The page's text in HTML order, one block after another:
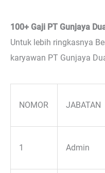
100+ Gaji PT Gunjaya
Untuk lebih ringkasnya
karyawan PT Gunjaya
NOMOR JABATAN
1 Admin